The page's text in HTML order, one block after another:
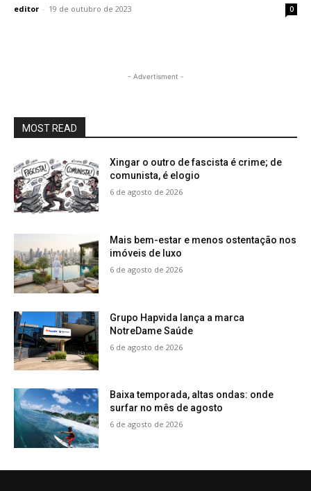
editor - 19 de outubro de 2023 0
- Advertisment -
MOST READ
Xingar o outro de fascista é crime; de
comunista, é elogio
6 de agosto de 2026
Mais bem-estar e menos ostentação nos
imóveis de luxo
6 de agosto de 2026
Grupo Hapvida lança a marca
NotreDame Saúde
6 de agosto de 2026
Baixa temporada, altas ondas: onde
surfar no mês de agosto
6 de agosto de 2026